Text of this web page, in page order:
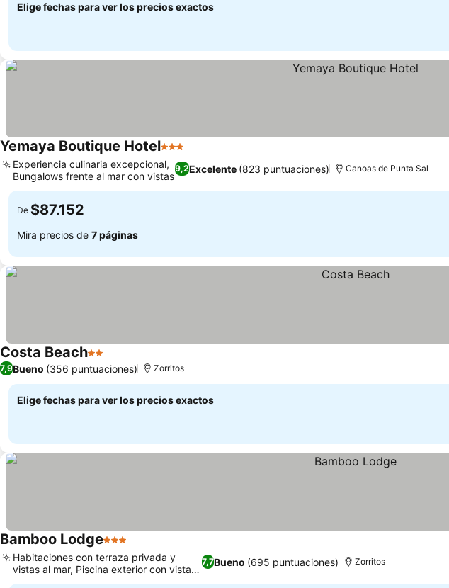
Elige fechas para ver los precios exactos
Yemaya Boutique Hotel3 Estrellas
9,2Excelente (823 puntuaciones)
Experiencia culinaria excepcional,
Bungalows frente al mar con vistas
Canoas de Punta Sal
De $87.152
Mira precios de 7 páginas
Costa Beach2 EstrellasVer precios
7,9Bueno (356 puntuaciones) Zorritos
Elige fechas para ver los precios exactos
Bamboo Lodge3 Estrellas
7,7Bueno (695 puntuaciones)
Habitaciones con terraza privada y
vistas al mar, Piscina exterior con vistas
al mar
Zorritos